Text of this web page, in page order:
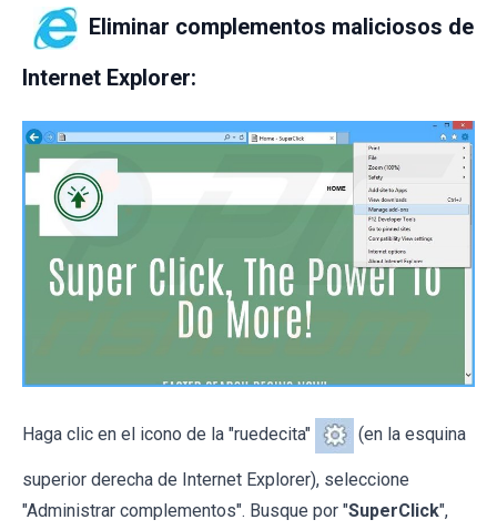
Eliminar complementos maliciosos de
Internet Explorer:
Haga clic en el icono de la "ruedecita" (en la esquina
superior derecha de Internet Explorer), seleccione
"Administrar complementos". Busque por "SuperClick",